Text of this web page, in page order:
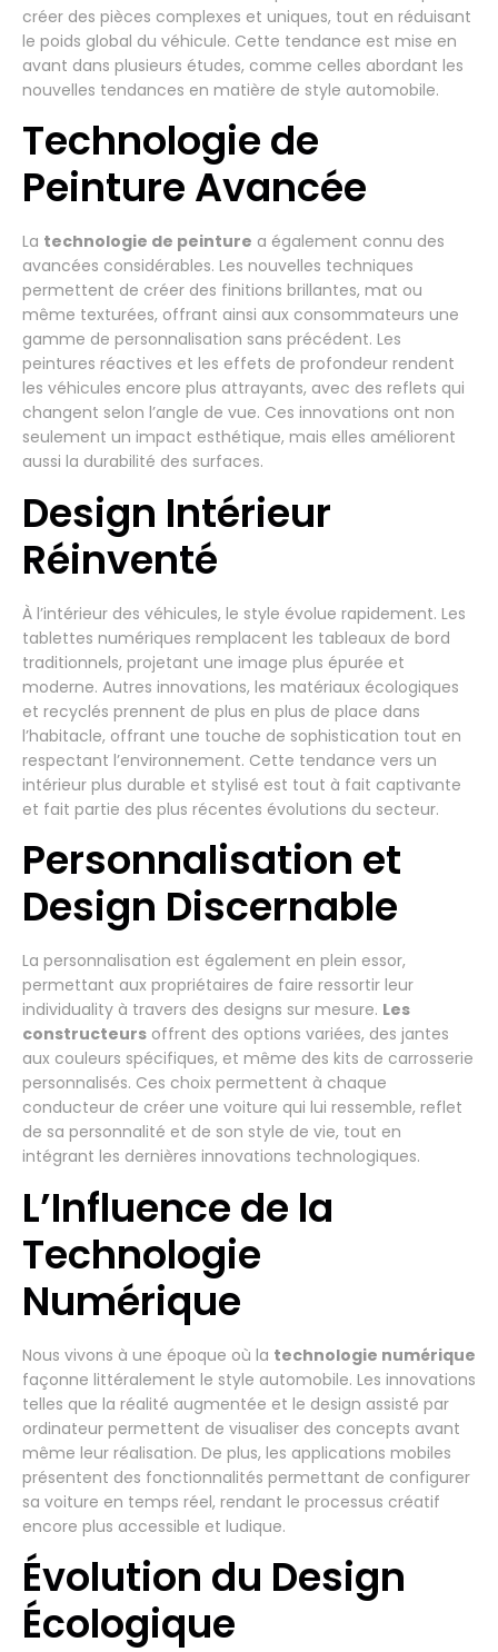
créer des pièces complexes et uniques, tout en réduisant
le poids global du véhicule. Cette tendance est mise en
avant dans plusieurs études, comme celles abordant les
nouvelles tendances en matière de style automobile.
Technologie de
Peinture Avancée
La technologie de peinture a également connu des
avancées considérables. Les nouvelles techniques
permettent de créer des finitions brillantes, mat ou
même texturées, offrant ainsi aux consommateurs une
gamme de personnalisation sans précédent. Les
peintures réactives et les effets de profondeur rendent
les véhicules encore plus attrayants, avec des reflets qui
changent selon l’angle de vue. Ces innovations ont non
seulement un impact esthétique, mais elles améliorent
aussi la durabilité des surfaces.
Design Intérieur
Réinventé
À l’intérieur des véhicules, le style évolue rapidement. Les
tablettes numériques remplacent les tableaux de bord
traditionnels, projetant une image plus épurée et
moderne. Autres innovations, les matériaux écologiques
et recyclés prennent de plus en plus de place dans
l’habitacle, offrant une touche de sophistication tout en
respectant l’environnement. Cette tendance vers un
intérieur plus durable et stylisé est tout à fait captivante
et fait partie des plus récentes évolutions du secteur.
Personnalisation et
Design Discernable
La personnalisation est également en plein essor,
permettant aux propriétaires de faire ressortir leur
individuality à travers des designs sur mesure. Les
constructeurs offrent des options variées, des jantes
aux couleurs spécifiques, et même des kits de carrosserie
personnalisés. Ces choix permettent à chaque
conducteur de créer une voiture qui lui ressemble, reflet
de sa personnalité et de son style de vie, tout en
intégrant les dernières innovations technologiques.
L’Influence de la
Technologie
Numérique
Nous vivons à une époque où la technologie numérique
façonne littéralement le style automobile. Les innovations
telles que la réalité augmentée et le design assisté par
ordinateur permettent de visualiser des concepts avant
même leur réalisation. De plus, les applications mobiles
présentent des fonctionnalités permettant de configurer
sa voiture en temps réel, rendant le processus créatif
encore plus accessible et ludique.
Évolution du Design
Écologique